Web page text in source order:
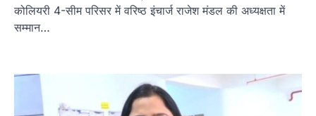
कोलियरी 4-सीम परिसर में वरिष्ठ इंचार्ज राजेश मंडल की अध्यक्षता में
सम्मान…